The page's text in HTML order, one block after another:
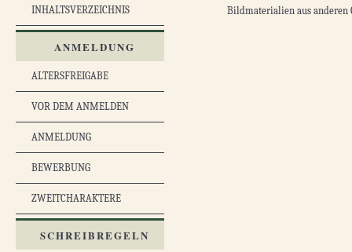
INHALTSVERZEICHNIS
ANMELDUNG
ALTERSFREIGABE
VOR DEM ANMELDEN
ANMELDUNG
BEWERBUNG
ZWEITCHARAKTERE
SCHREIBREGELN
Bildmaterialien aus anderen